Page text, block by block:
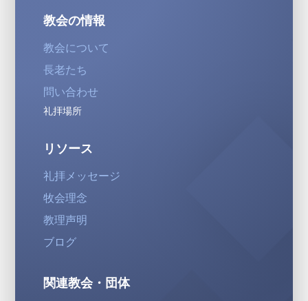
教会の情報
教会について
長老たち
問い合わせ
礼拝場所
リソース
礼拝メッセージ
牧会理念
教理声明
ブログ
関連教会・団体